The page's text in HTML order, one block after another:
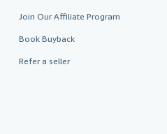
Join Our Affiliate Program
Book Buyback
Refer a seller